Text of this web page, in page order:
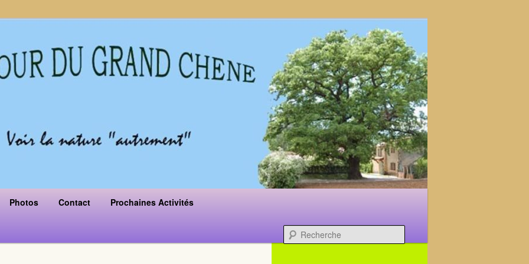
Photos Contact Prochaines Activités